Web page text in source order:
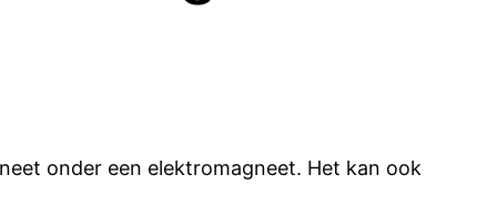
onder een elektromagneet. Het kan ook